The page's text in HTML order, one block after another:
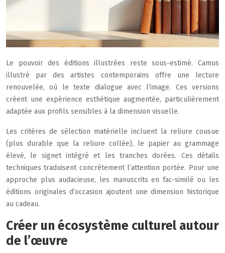
Le pouvoir des éditions illustrées reste sous-estimé. Camus
illustré par des artistes contemporains offre une lecture
renouvelée, où le texte dialogue avec l’image. Ces versions
créent une expérience esthétique augmentée, particulièrement
adaptée aux profils sensibles à la dimension visuelle.
Les critères de sélection matérielle incluent la reliure cousue
(plus durable que la reliure collée), le papier au grammage
élevé, le signet intégré et les tranches dorées. Ces détails
techniques traduisent concrètement l’attention portée. Pour une
approche plus audacieuse, les manuscrits en fac-similé ou les
éditions originales d’occasion ajoutent une dimension historique
au cadeau.
Créer un écosystème culturel autour
de l’œuvre